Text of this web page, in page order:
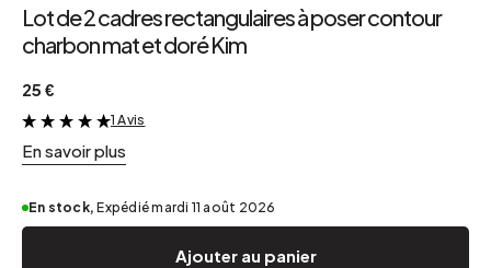
Lot de 2 cadres rectangulaires à poser contour
charbon mat et doré Kim
25 €
&
1 Avis
En savoir plus
En stock, Expédié mardi 11 août 2026
Ajouter au panier